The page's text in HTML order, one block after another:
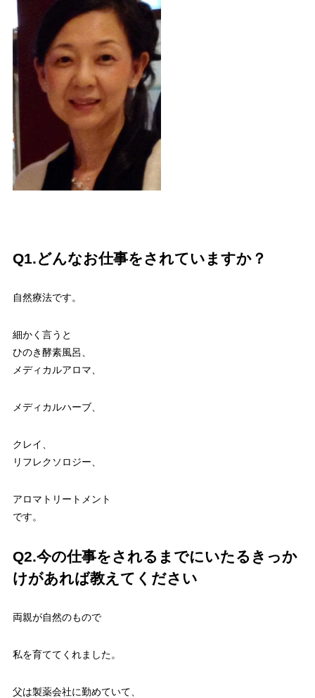
Q1.どんなお仕事をされていますか？
自然療法です。
細かく言うと
ひのき酵素風呂、
メディカルアロマ、
メディカルハーブ、
クレイ、
リフレクソロジー、
アロマトリートメント
です。
Q2.今の仕事をされるまでにいたるきっか
けがあれば教えてください
両親が自然のもので
私を育ててくれました。
父は製薬会社に勤めていて、